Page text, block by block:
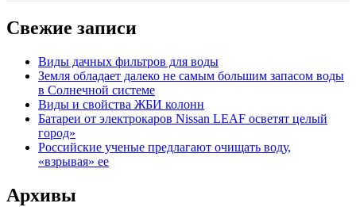
Свежие записи
Виды дачных фильтров для воды
Земля обладает далеко не самым большим запасом воды
в Солнечной системе
Виды и свойства ЖБИ колонн
Батареи от электрокаров Nissan LEAF осветят целый
город»
Российские ученые предлагают очищать воду,
«взрывая» ее
Архивы